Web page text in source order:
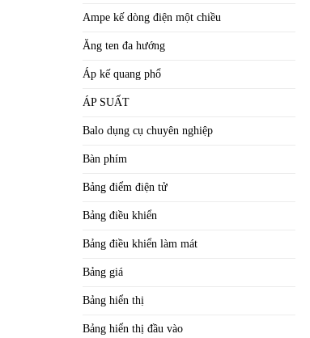
Ampe kế dòng điện một chiều
Ăng ten đa hướng
Áp kế quang phổ
ÁP SUẤT
Balo dụng cụ chuyên nghiệp
Bàn phím
Bảng điểm điện tử
Bảng điều khiển
Bảng điều khiển làm mát
Bảng giá
Bảng hiển thị
Bảng hiển thị đầu vào